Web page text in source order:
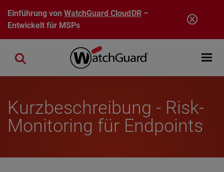
Direkt zum Inhalt
Einführung vonWatchGuard CloudDR–
Entwickelt für MSPs
Open
Close search
Kurzbeschreibung - Risk-
Monitoring für Endpoints